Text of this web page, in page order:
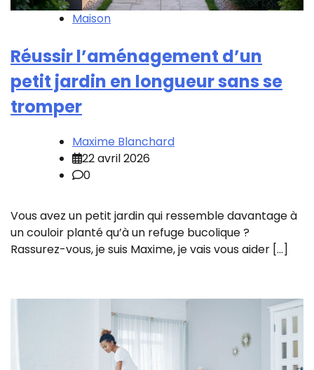
Maison
Réussir l’aménagement d’un
petit jardin en longueur sans se
tromper
Maxime Blanchard
22 avril 2026
0
Vous avez un petit jardin qui ressemble davantage à
un couloir planté qu’à un refuge bucolique ?
Rassurez-vous, je suis Maxime, je vais vous aider […]